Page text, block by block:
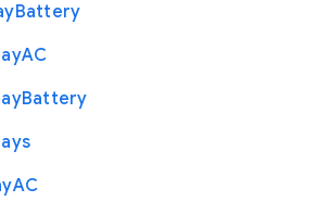
Battery
AC
Battery
AC